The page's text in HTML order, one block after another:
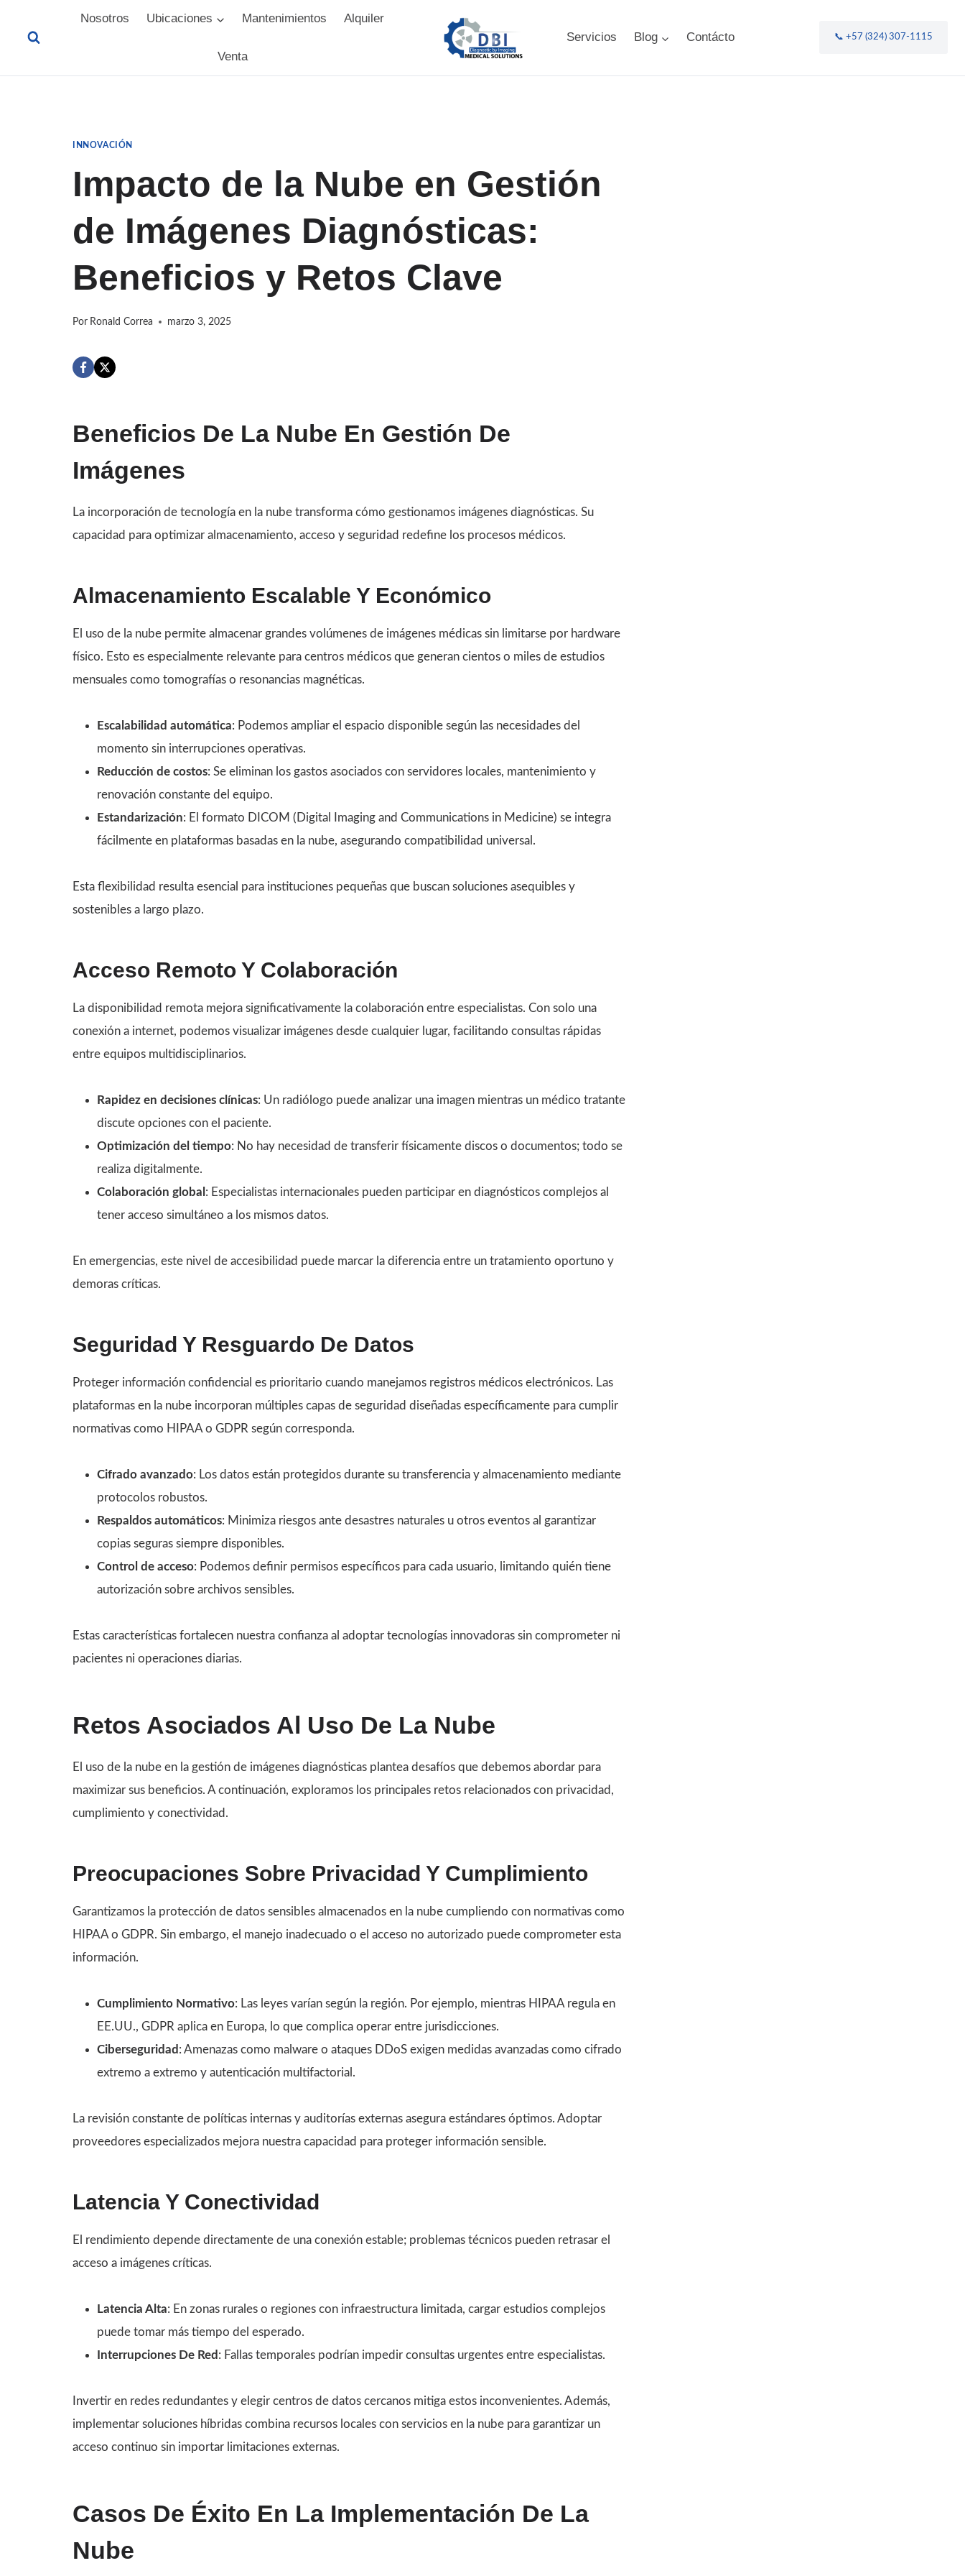
Nosotros Ubicaciones Mantenimientos Alquiler
Venta
Servicios Blog Contácto 📞 +57 (324) 307-1115
INNOVACIÓN
Impacto de la Nube en Gestión
de Imágenes Diagnósticas:
Beneficios y Retos Clave
Por Ronald Correa marzo 3, 2025
Beneficios De La Nube En Gestión De
Imágenes
La incorporación de tecnología en la nube transforma cómo gestionamos imágenes diagnósticas. Su
capacidad para optimizar almacenamiento, acceso y seguridad redefine los procesos médicos.
Almacenamiento Escalable Y Económico
El uso de la nube permite almacenar grandes volúmenes de imágenes médicas sin limitarse por hardware
físico. Esto es especialmente relevante para centros médicos que generan cientos o miles de estudios
mensuales como tomografías o resonancias magnéticas.
Escalabilidad automática: Podemos ampliar el espacio disponible según las necesidades del
momento sin interrupciones operativas.
Reducción de costos: Se eliminan los gastos asociados con servidores locales, mantenimiento y
renovación constante del equipo.
Estandarización: El formato DICOM (Digital Imaging and Communications in Medicine) se integra
fácilmente en plataformas basadas en la nube, asegurando compatibilidad universal.
Esta flexibilidad resulta esencial para instituciones pequeñas que buscan soluciones asequibles y
sostenibles a largo plazo.
Acceso Remoto Y Colaboración
La disponibilidad remota mejora significativamente la colaboración entre especialistas. Con solo una
conexión a internet, podemos visualizar imágenes desde cualquier lugar, facilitando consultas rápidas
entre equipos multidisciplinarios.
Rapidez en decisiones clínicas: Un radiólogo puede analizar una imagen mientras un médico tratante
discute opciones con el paciente.
Optimización del tiempo: No hay necesidad de transferir físicamente discos o documentos; todo se
realiza digitalmente.
Colaboración global : Especialistas internacionales pueden participar en diagnósticos complejos al
tener acceso simultáneo a los mismos datos.
En emergencias, este nivel de accesibilidad puede marcar la diferencia entre un tratamiento oportuno y
demoras críticas.
Seguridad Y Resguardo De Datos
Proteger información confidencial es prioritario cuando manejamos registros médicos electrónicos. Las
plataformas en la nube incorporan múltiples capas de seguridad diseñadas específicamente para cumplir
normativas como HIPAA o GDPR según corresponda.
Cifrado avanzado: Los datos están protegidos durante su transferencia y almacenamiento mediante
protocolos robustos.
Respaldos automáticos: Minimiza riesgos ante desastres naturales u otros eventos al garantizar
copias seguras siempre disponibles.
Control de acceso: Podemos definir permisos específicos para cada usuario, limitando quién tiene
autorización sobre archivos sensibles.
Estas características fortalecen nuestra confianza al adoptar tecnologías innovadoras sin comprometer ni
pacientes ni operaciones diarias.
Retos Asociados Al Uso De La Nube
El uso de la nube en la gestión de imágenes diagnósticas plantea desafíos que debemos abordar para
maximizar sus beneficios. A continuación, exploramos los principales retos relacionados con privacidad,
cumplimiento y conectividad.
Preocupaciones Sobre Privacidad Y Cumplimiento
Garantizamos la protección de datos sensibles almacenados en la nube cumpliendo con normativas como
HIPAA o GDPR. Sin embargo, el manejo inadecuado o el acceso no autorizado puede comprometer esta
información.
Cumplimiento Normativo: Las leyes varían según la región. Por ejemplo, mientras HIPAA regula en
EE.UU., GDPR aplica en Europa, lo que complica operar entre jurisdicciones.
Ciberseguridad : Amenazas como malware o ataques DDoS exigen medidas avanzadas como cifrado
extremo a extremo y autenticación multifactorial.
La revisión constante de políticas internas y auditorías externas asegura estándares óptimos. Adoptar
proveedores especializados mejora nuestra capacidad para proteger información sensible.
Latencia Y Conectividad
El rendimiento depende directamente de una conexión estable; problemas técnicos pueden retrasar el
acceso a imágenes críticas.
Latencia Alta: En zonas rurales o regiones con infraestructura limitada, cargar estudios complejos
puede tomar más tiempo del esperado.
Interrupciones De Red : Fallas temporales podrían impedir consultas urgentes entre especialistas.
Invertir en redes redundantes y elegir centros de datos cercanos mitiga estos inconvenientes. Además,
implementar soluciones híbridas combina recursos locales con servicios en la nube para garantizar un
acceso continuo sin importar limitaciones externas.
Casos De Éxito En La Implementación De La
Nube